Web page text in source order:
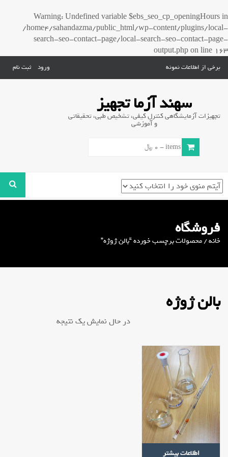
Warning: Undefined variable $ebs_seo_cp_openingHours in
/home4/sahandazma/public_html/wp-content/plugins/local-
search-seo-contact-page/local-search-seo-contact-page-
output.phpon line 163
برخی از اطلاعات نمونه ورود ثبت نام
سهند آزما تجهیز
تجهیزات آزمایشگاهی کنترل کیفی، تشخیص طبی، تحقیقاتی
و آموزشی
0 ﷼
فروشگاه
خانه/ محصولات برچسب خورده “بالن ژوژه”
بالن ژوژه
در حال نمایش یک نتیجه
اطلاعات بیشتر